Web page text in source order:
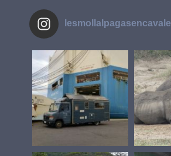
lesmollalpagasencavale